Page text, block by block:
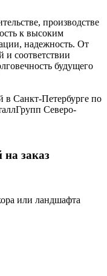
производстве
к высоким
надежность. От
и соответствии
будущего
в Санкт-Петербурге по
Северо-
на заказ
или ландшафта